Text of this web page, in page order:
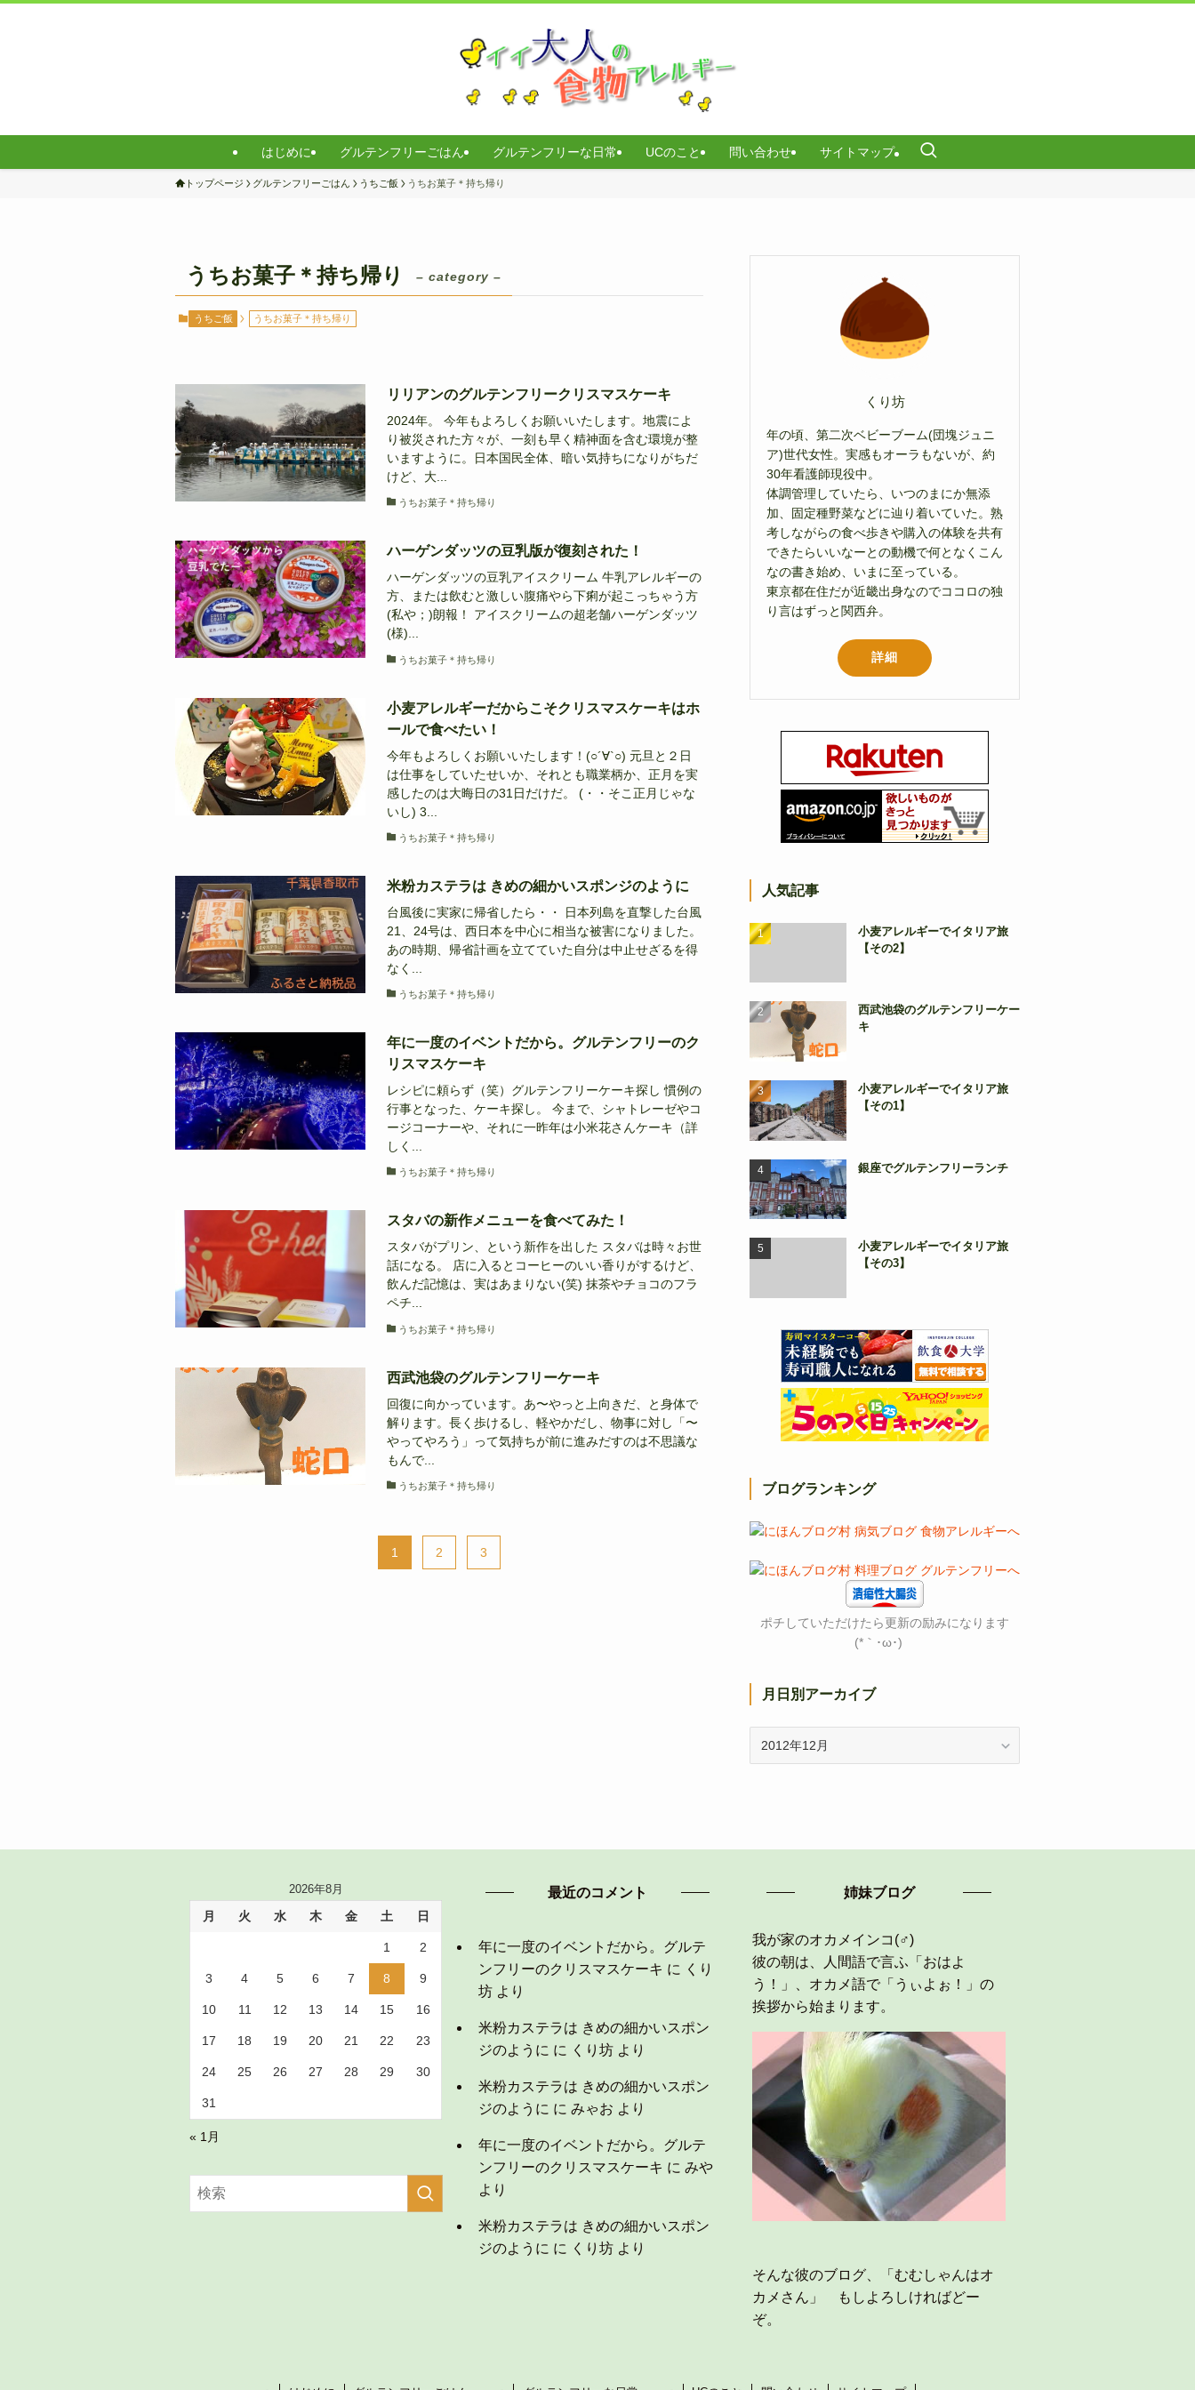
はじめに グルテンフリーごはん グルテンフリーな日常 UCのこと 問い合わせ サイトマップ
トップページ グルテンフリーごはん うちご飯 うちお菓子＊持ち帰り
うちお菓子＊持ち帰り – category –
うちご飯 うちお菓子＊持ち帰り
リリアンのグルテンフリークリスマスケーキ
2024年。 今年もよろしくお願いいたします。地震によ
り被災された方々が、一刻も早く精神面を含む環境が整
いますように。日本国民全体、暗い気持ちになりがちだ
けど、大...
うちお菓子＊持ち帰り
ハーゲンダッツの豆乳版が復刻された！
ハーゲンダッツの豆乳アイスクリーム 牛乳アレルギーの
方、または飲むと激しい腹痛やら下痢が起こっちゃう方
(私や；)朗報！ アイスクリームの超老舗ハーゲンダッツ
(様)...
うちお菓子＊持ち帰り
小麦アレルギーだからこそクリスマスケーキはホ
ールで食べたい！
今年もよろしくお願いいたします！(○´∀`○) 元旦と２日
は仕事をしていたせいか、それとも職業柄か、正月を実
感したのは大晦日の31日だけだ。 (・・そこ正月じゃな
いし) 3...
うちお菓子＊持ち帰り
米粉カステラは きめの細かいスポンジのように
台風後に実家に帰省したら・・ 日本列島を直撃した台風
21、24号は、西日本を中心に相当な被害になりました。
あの時期、帰省計画を立てていた自分は中止せざるを得
なく...
うちお菓子＊持ち帰り
年に一度のイベントだから。グルテンフリーのク
リスマスケーキ
レシピに頼らず（笑）グルテンフリーケーキ探し 慣例の
行事となった、ケーキ探し。 今まで、シャトレーゼやコ
ージコーナーや、それに一昨年は小米花さんケーキ（詳
しく...
うちお菓子＊持ち帰り
スタバの新作メニューを食べてみた！
スタバがプリン、という新作を出した スタバは時々お世
話になる。 店に入るとコーヒーのいい香りがするけど、
飲んだ記憶は、実はあまりない(笑) 抹茶やチョコのフラ
ペチ...
うちお菓子＊持ち帰り
西武池袋のグルテンフリーケーキ
回復に向かっています。あ〜やっと上向きだ、と身体で
解ります。長く歩けるし、軽やかだし、物事に対し「〜
やってやろう」って気持ちが前に進みだすのは不思議な
もんで...
うちお菓子＊持ち帰り
1 2 3
くり坊
年の頃、第二次ベビーブーム(団塊ジュニ
ア)世代女性。実感もオーラもないが、約
30年看護師現役中。
体調管理していたら、いつのまにか無添
加、固定種野菜などに辿り着いていた。熟
考しながらの食べ歩きや購入の体験を共有
できたらいいなーとの動機で何となくこん
なの書き始め、いまに至っている。
東京都在住だが近畿出身なのでココロの独
り言はずっと関西弁。
詳細
人気記事
小麦アレルギーでイタリア旅
【その2】
西武池袋のグルテンフリーケー
キ
小麦アレルギーでイタリア旅
【その1】
銀座でグルテンフリーランチ
小麦アレルギーでイタリア旅
【その3】
ブログランキング
ポチしていただけたら更新の励みになります
(*｀･ω･)ゞ
月日別アーカイブ
イ
2026年8月
月 火 水 木 金 土 日
1 2
3 4 5 6 7 8 9
10 11 12 13 14 15 16
17 18 19 20 21 22 23
24 25 26 27 28 29 30
31
« 1月
最近のコメント
年に一度のイベントだから。グルテ
ンフリーのクリスマスケーキ に くり
坊より
米粉カステラは きめの細かいスポン
ジのように に くり坊より
米粉カステラは きめの細かいスポン
ジのように に みゃお より
年に一度のイベントだから。グルテ
ンフリーのクリスマスケーキ に みや
より
米粉カステラは きめの細かいスポン
ジのように に くり坊より
姉妹ブログ
我が家のオカメインコ(♂)
彼の朝は、人間語で言ふ「おはよ
う！」、オカメ語で「うぃよぉ！」の
挨拶から始まります。
そんな彼のブログ、「むむしゃんはオ
カメさん 」 もしよろしければどー
ぞ。